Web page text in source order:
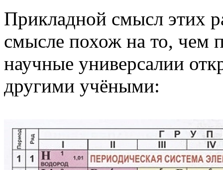
Прикладной смысл этих
смысле похож на то, чем
научные универсалии
другими учёными: